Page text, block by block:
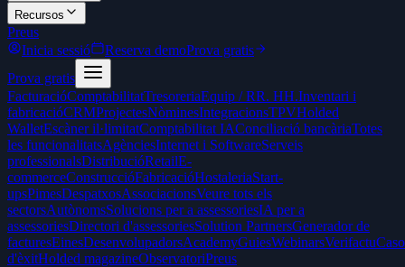
Recursos
Preus
Inicia sessió
Reserva demoProva gratis
Prova gratis
FacturacióComptabilitatTresoreriaEquip / RR. HH.Inventari i
fabricacióCRMProjectesNòminesIntegracionsTPVHolded
WalletEscàner il·limitatComptabilitat IAConciliació bancàriaTotes
les funcionalitatsAgènciesInternet i SoftwareServeis
professionalsDistribucióRetailE-
commerceConstruccióFabricacióHostaleriaStart-
upsPimesDespatxosAssociacionsVeure tots els
sectorsAutònomsSolucions per a assessoriesIA per a
assessoriesDirectori d'assessoriesSolution PartnersGenerador de
facturesEinesDesenvolupadorsAcademyGuiesWebinarsVerifactu
d'èxitHolded magazineObservatoriPreus